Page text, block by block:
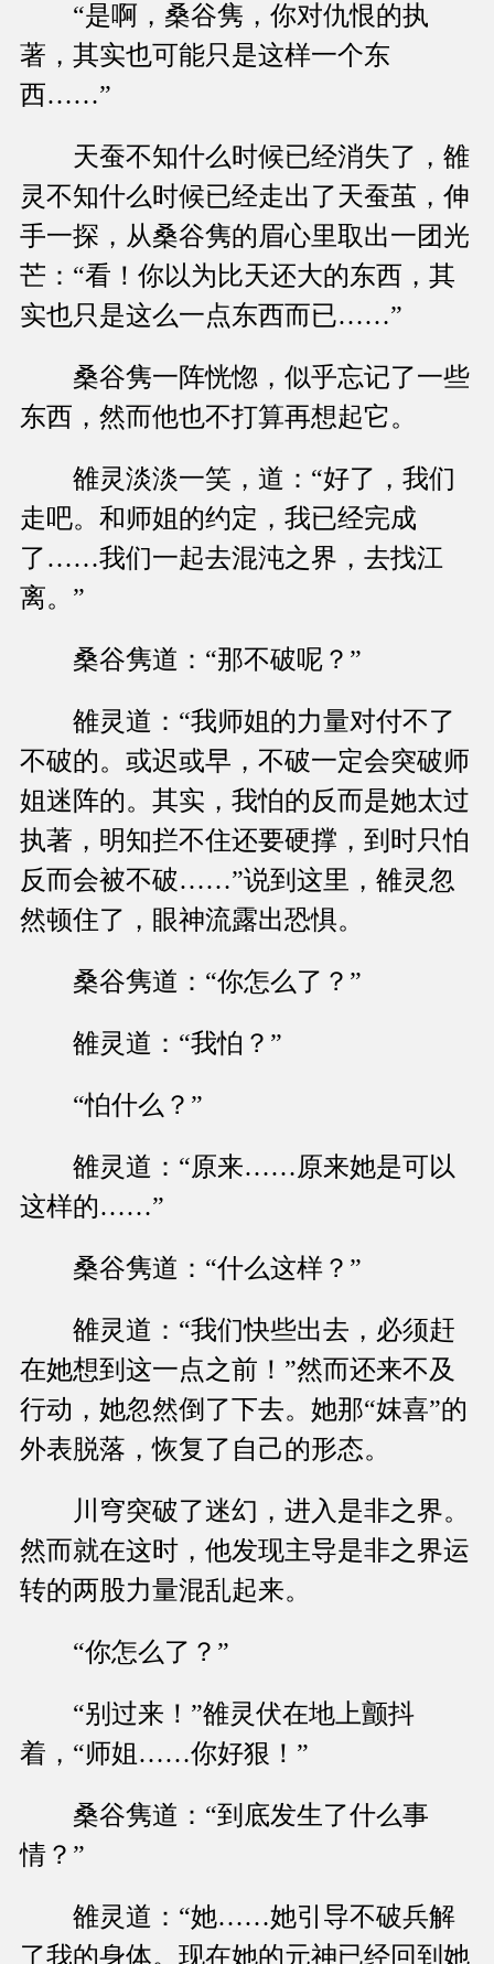
“是啊，桑谷隽，你对仇恨的执
著，其实也可能只是这样一个东
西……”
天蚕不知什么时候已经消失了，雒
灵不知什么时候已经走出了天蚕茧，伸
手一探，从桑谷隽的眉心里取出一团光
芒：“看！你以为比天还大的东西，其
实也只是这么一点东西而已……”
桑谷隽一阵恍惚，似乎忘记了一些
东西，然而他也不打算再想起它。
雒灵淡淡一笑，道：“好了，我们
走吧。和师姐的约定，我已经完成
了……我们一起去混沌之界，去找江
离。”
桑谷隽道：“那不破呢？”
雒灵道：“我师姐的力量对付不了
不破的。或迟或早，不破一定会突破师
姐迷阵的。其实，我怕的反而是她太过
执著，明知拦不住还要硬撑，到时只怕
反而会被不破……”说到这里，雒灵忽
然顿住了，眼神流露出恐惧。
桑谷隽道：“你怎么了？”
雒灵道：“我怕？”
“怕什么？”
雒灵道：“原来……原来她是可以
这样的……”
桑谷隽道：“什么这样？”
雒灵道：“我们快些出去，必须赶
在她想到这一点之前！”然而还来不及
行动，她忽然倒了下去。她那“妺喜”的
外表脱落，恢复了自己的形态。
川穹突破了迷幻，进入是非之界。
然而就在这时，他发现主导是非之界运
转的两股力量混乱起来。
“你怎么了？”
“别过来！”雒灵伏在地上颤抖
着，“师姐……你好狠！”
桑谷隽道：“到底发生了什么事
情？”
雒灵道：“她……她引导不破兵解
了我的身体。现在她的元神已经回到她